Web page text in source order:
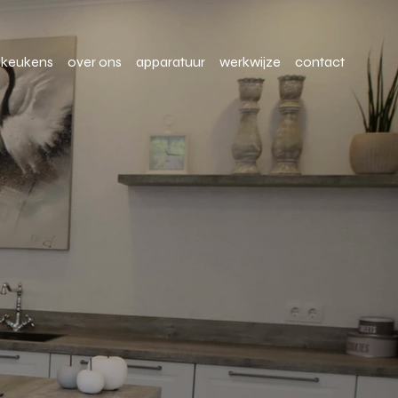
keukens over ons apparatuur werkwijze contact